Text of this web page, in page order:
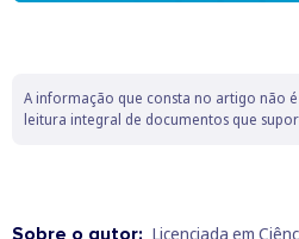
A informação que consta no artigo não
leitura integral de documentos que
Licenciada em